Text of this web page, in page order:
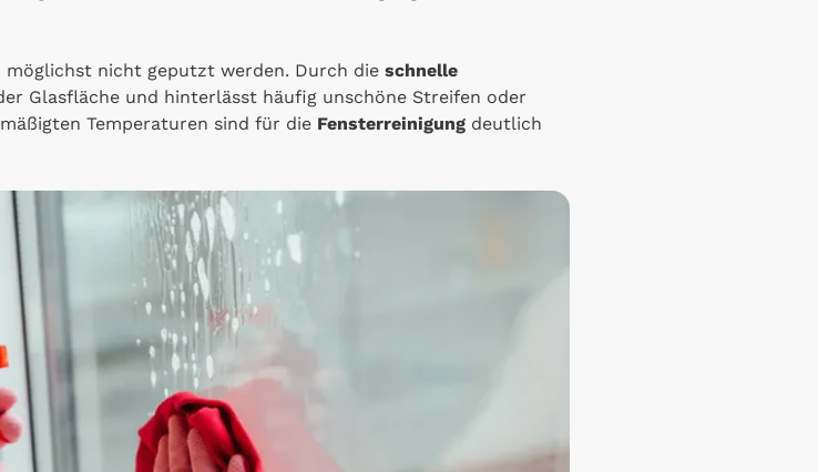
möglichst nicht geputzt werden. Durch die schnelle
Glasfläche und hinterlässt häufig unschöne Streifen oder
Temperaturen sind für die Fensterreinigung deutlich